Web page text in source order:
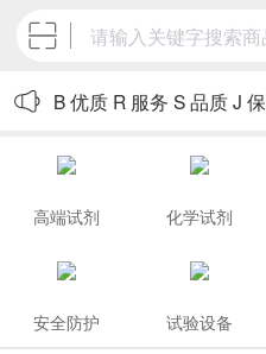
B 优质 R 服务 S 品质 J
高端试剂 化学试剂
安全防护 试验设备